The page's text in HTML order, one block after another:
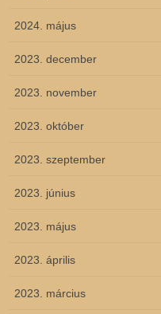
2024. május
2023. december
2023. november
2023. október
2023. szeptember
2023. június
2023. május
2023. április
2023. március